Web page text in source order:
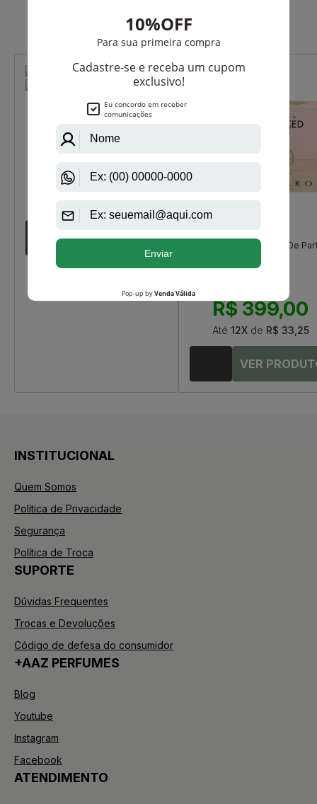
Que viu, viu também
-R$ 128,75
Cacharel
Eden De Cacharel Eau De Parfum
Feminino
R$ 470,25
-R$ 250,00
Azzaro Wanted Girl Eau De
R$ 399,00
Até 12Xde R$ 33,25
INSTITUCIONAL
Quem Somos
Política de Privacidade
Segurança
Política de Troca
SUPORTE
Dúvidas Frequentes
Trocas e Devoluções
Código de defesa do consumidor
+AAZ PERFUMES
Blog
Youtube
Instagram
Facebook
ATENDIMENTO